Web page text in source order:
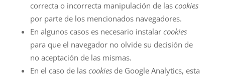
correcta o incorrecta manipulación de las cookies
por parte de los mencionados navegadores.
En algunos casos es necesario instalar cookies
para que el navegador no olvide su decisión de
no aceptación de las mismas.
En el caso de las cookiesde Google Analytics, esta